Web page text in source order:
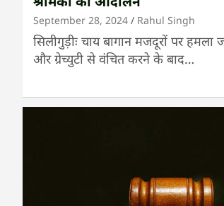
September 28, 2024 Rahul Singh
सिलीगुड़ीः चाय बागान मजदूरों पर हमला
और ग्रेच्युटी से वंचित करने के बाद…